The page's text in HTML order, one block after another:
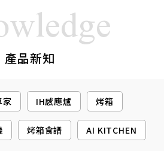
產品新知
家 IH感應爐 烤箱
烤箱食譜 AI KITCHEN